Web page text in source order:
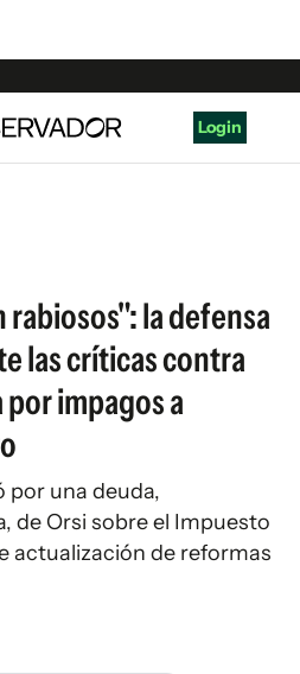
Login
rabiosos": la defensa
las críticas contra
impagos a
por una deuda,
de Orsi sobre el Impuesto
actualización de reformas